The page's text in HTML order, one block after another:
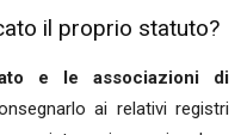
il proprio statuto?
e le associazioni di
ai relativi registri